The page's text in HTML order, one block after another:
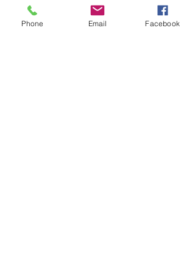
Metodi di Pagamento
Phone Email Facebook